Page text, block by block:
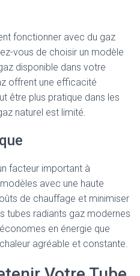
fonctionner avec du gaz
vous de choisir un modèle
disponible dans votre
offrent une efficacité
être plus pratique dans les
naturel est limité.
facteur important à
avec une haute
de chauffage et minimiser
tubes radiants gaz modernes
en énergie que
agréable et constante.